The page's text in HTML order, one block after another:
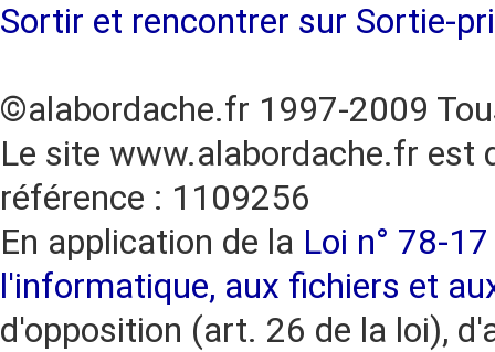
Sortir et rencontrer sur Sortie-
©alabordache.fr 1997-2009
Le site www.alabordache.fr est
référence : 1109256
En application de la Loi n° 78-
l'informatique, aux fichiers et
d'opposition (art. 26 de la loi),